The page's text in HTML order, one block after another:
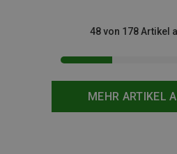
MEHR ARTIKEL
48 von 178 Artikel